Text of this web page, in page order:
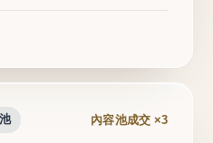
內容池成交 ×3